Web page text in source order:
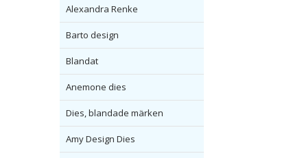
Alexandra Renke
Barto design
Blandat
Anemone dies
Dies, blandade märken
Amy Design Dies